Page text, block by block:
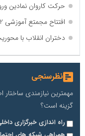
حرکت کاروان نمادین
افتتاح مجمتع آموزشی 12 کلاسه در اشکنان
دختران انقلاب با
نظرسنجی
مهمترین نیازمندی
گزینه است؟
راه اندازی خبرگزاری